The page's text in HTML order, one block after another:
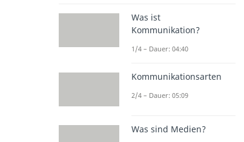
Was ist
Kommunikation?
1/4 – Dauer: 04:40
Kommunikationsarten
2/4 – Dauer: 05:09
Was sind Medien?